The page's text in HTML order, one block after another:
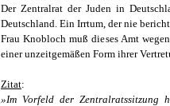
Der Zentralrat der Juden in
Deutschland. Ein Irrtum, der nie
Frau Knobloch muß dieses Amt
einer unzeitgemäßen Form ihrer
Zitat:
»Im Vorfeld der Zentralratssitzung